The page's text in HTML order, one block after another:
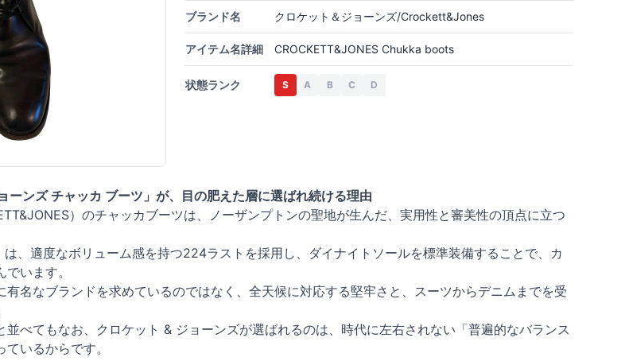
ブランド名 クロケット＆ジョーンズ/Crockett&Jones
アイテム名詳細 CROCKETT&JONES Chukka boots
状態ランク S A B C D
ーンズ チャッカ ブーツ」が、目の肥えた層に選ばれ続ける理由
）のチャッカブーツは、ノーザンプトンの聖地が生んだ、実用性と審美性の頂点に立つ
、適度なボリューム感を持つ224ラストを採用し、ダイナイトソールを標準装備することで、カ
います。
名なブランドを求めているのではなく、全天候に対応する堅牢さと、スーツからデニムまでを受
べてもなお、クロケット & ジョーンズが選ばれるのは、時代に左右されない「普遍的なバランス
いるからです。